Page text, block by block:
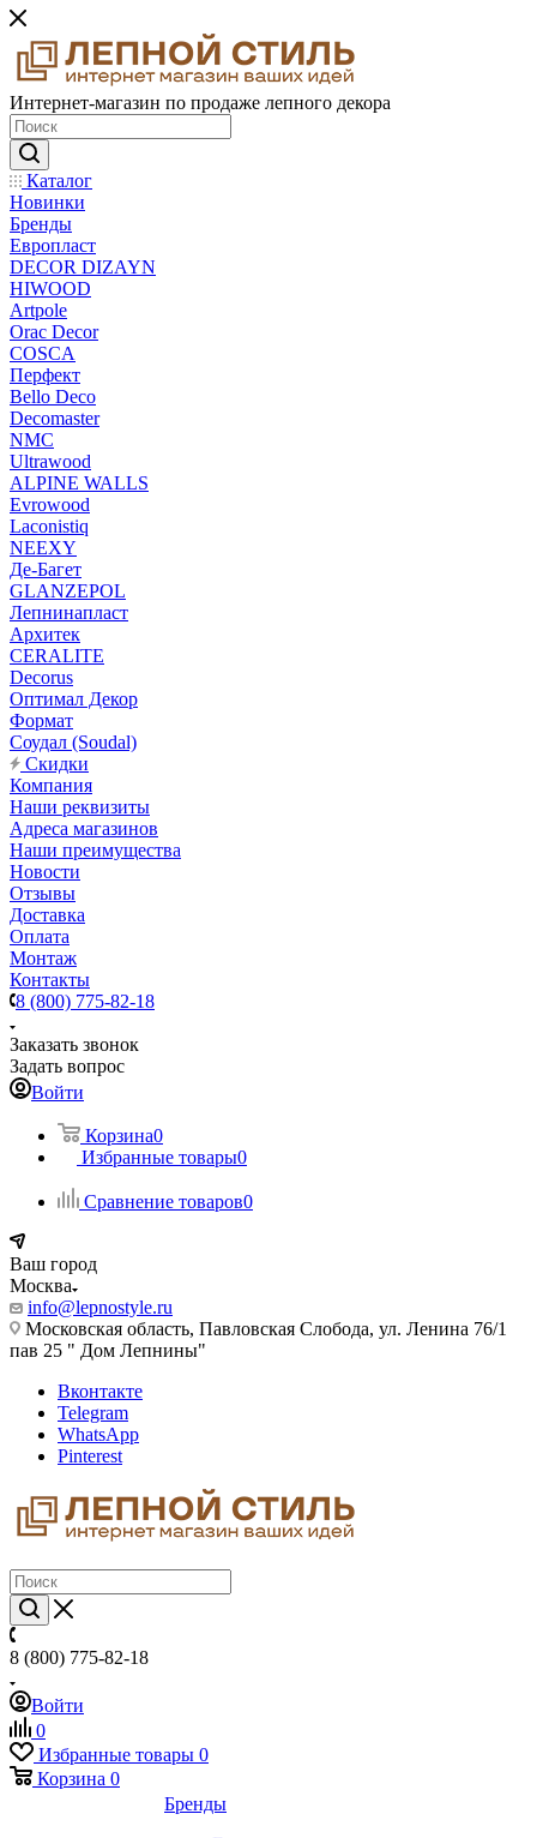
Интернет-магазин по продаже лепного декора
Каталог
Новинки
Бренды
Европласт
DECOR DIZAYN
HIWOOD
Artpole
Orac Decor
COSCA
Перфект
Bello Deco
Decomaster
NMС
Ultrawood
ALPINE WALLS
Evrowood
Laconistiq
NEEXY
Де-Багет
GLANZEPOL
Лепнинапласт
Архитек
CERALITE
Decorus
Оптимал Декор
Формат
Соудал (Soudal)
Скидки
Компания
Наши реквизиты
Адреса магазинов
Наши преимущества
Новости
Отзывы
Доставка
Оплата
Монтаж
Контакты
8 (800) 775-82-18
Заказать звонок
Задать вопрос
Войти
Корзина0
Избранные товары0
Сравнение товаров0
Ваш город
Москва
info@lepnostyle.ru
Московская область, Павловская Слобода, ул. Ленина 76/1
пав 25 " Дом Лепнины"
Вконтакте
Telegram
WhatsApp
Pinterest
8 (800) 775-82-18
Войти
0
Избранные товары 0
Корзина 0
Бренды